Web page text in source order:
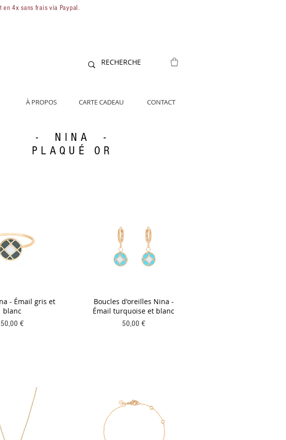
en 4x sans frais via Paypal.
À PROPOS CARTE CADEAU CONTACT
- NINA -
PLAQUÉ OR
- Émail gris et
blanc
Prix
50,00 €
Boucles d'oreilles Nina -
Émail turquoise et blanc
Prix
50,00 €